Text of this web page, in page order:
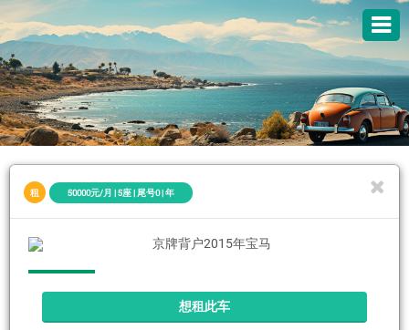
租 50000元/月 | 5座 | 尾号0 | 年
想租此车